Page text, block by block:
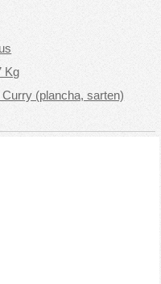
Kg
(plancha, sarten)